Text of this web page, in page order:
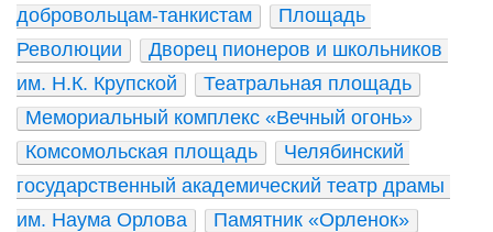
добровольцам-танкистам
Площадь
Революции
Дворец пионеров и школьников
им. Н.К. Крупской
Театральная площадь
Мемориальный комплекс «Вечный огонь»
Комсомольская площадь
Челябинский
государственный академический театр драмы
им. Наума Орлова
Памятник «Орленок»